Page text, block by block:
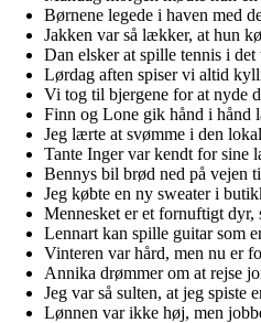
Børnene legede i haven med
Jakken var så lækker, at hun
Dan elsker at spille tennis i
Lørdag aften spiser vi altid
Vi tog til bjergene for at nyde
Finn og Lone gik hånd i hånd
Jeg lærte at svømme i den
Tante Inger var kendt for sine
Bennys bil brød ned på vejen
Jeg købte en ny sweater i
Mennesket er et fornuftigt dyr,
Lennart kan spille guitar som
Vinteren var hård, men nu er
Annika drømmer om at rejse
Jeg var så sulten, at jeg spiste
Lønnen var ikke høj, men